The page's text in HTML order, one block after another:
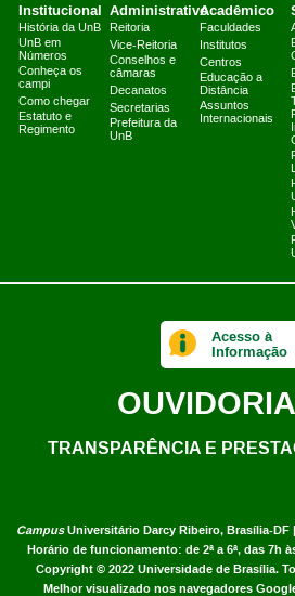
Institucional
História da UnB
UnB em
Números
Conheça os
campi
Como chegar
Estatuto e
Regimento
Administrativo
Reitoria
Vice-Reitoria
Conselhos e
câmaras
Decanatos
Secretarias
Prefeitura da
UnB
Acadêmico
Faculdades
Institutos
Centros
Educação a
Distância
Assuntos
Internacionais
CampusUniversitário Darcy Ribeiro, Brasília-DF
Horário de funcionamento: de 2ª a 6ª, das 7h
Copyright © 2022 Universidade de Brasília.
Melhor visualizado nos navegadores
Acesso à
Informação
OUVIDORIA
TRANSPARÊNCIA E